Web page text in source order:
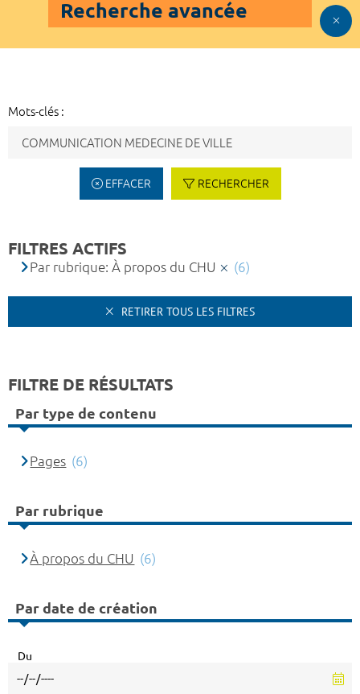
Recherche avancée
Mots-clés :
EFFACER RECHERCHER
FILTRES ACTIFS
Par rubrique: À propos du CHU (6)
RETIRER TOUS LES FILTRES
FILTRE DE RÉSULTATS
Par type de contenu
Pages (6)
Par rubrique
À propos du CHU (6)
Par date de création
Du